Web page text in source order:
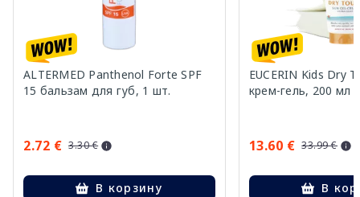
ALTERMED Panthenol Forte SPF
15 бальзам для губ, 1 шт.
2.72 € 3.30 €
В корзину
EUCERIN Kids Dry
крем-гель, 200 мл
13.60 € 33.99 €
В